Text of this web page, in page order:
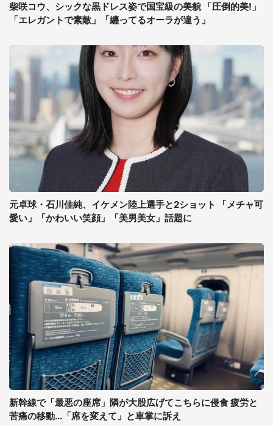
柴咲コウ、シックな黒ドレス姿で国宝級の美貌 「圧倒的美!」
「エレガントで素敵」「纏ってるオーラが違う」
元卓球・石川佳純、イケメン陸上選手と2ショット 「メチャ可
愛い」「かわいい笑顔」「美男美女」話題に
新幹線で「最悪の座席」隣が大股広げてこちらに侵食 疲労と
苦痛の移動...「席を変えて」と車掌に訴え